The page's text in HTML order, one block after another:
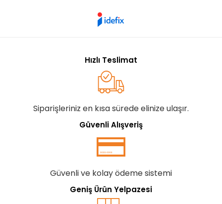
Hızlı Teslimat
Siparişleriniz en kısa sürede elinize ulaşır.
Güvenli Alışveriş
Güvenli ve kolay ödeme sistemi
Geniş Ürün Yelpazesi